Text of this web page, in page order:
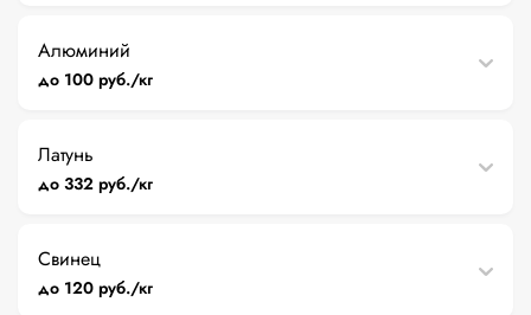
Алюминий
до 100 руб./кг
Латунь
до 332 руб./кг
Свинец
до 120 руб./кг